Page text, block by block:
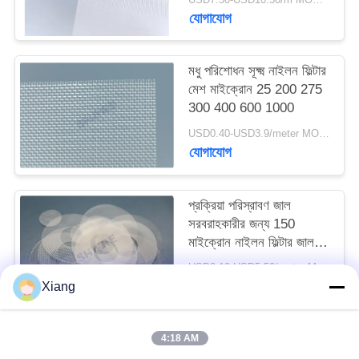
অনুরোধ
সাইট
ম্যাপ
PRIVACY
POLICY
যোগাযোগ
মধু পরিশোধন সূক্ষ্ম নাইলন ফিল্টার
মেশ মাইক্রোন 25 200 275
300 400 600 1000
USD0.40-USD3.9/meter MOQ:50 মি
যোগাযোগ
প্রক্রিয়া পরিস্রাবণ জাল
সরবরাহকারীর জন্য 150
মাইক্রোন নাইলন ফিল্টার জাল
আকার
USD0.10-USD5.50/meter MOQ:200 পিসি
Xiang
4:18 AM